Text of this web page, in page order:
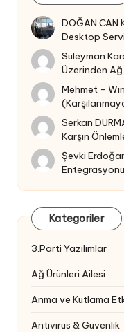
DOĞAN CAN
Desktop
Süleyman
Üzerinden Ağ
Mehmet -
Serkan
Karşın
Şevki
Entegrasyonu
Kategoriler
3.Parti Yazılımlar
Ağ Ürünleri Ailesi
Anma ve Kutlama
Antivirus & Güvenlik